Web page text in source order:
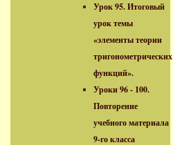
Урок 95. Итоговый
урок темы
«элементы теории
тригонометрических
функций».
Уроки 96 - 100.
Повторение
учебного материала
9-го класса